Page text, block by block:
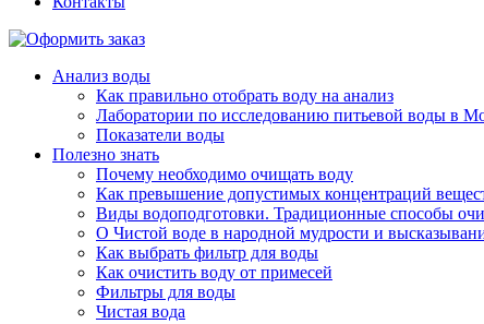
Анализ воды
Как правильно отобрать воду на анализ
Лаборатории по исследованию питьевой воды в
Показатели воды
Полезно знать
Почему необходимо очищать воду
Как превышение допустимых концентраций
Виды водоподготовки. Традиционные способы
О Чистой воде в народной мудрости и
Как выбрать фильтр для воды
Как очистить воду от примесей
Фильтры для воды
Чистая вода